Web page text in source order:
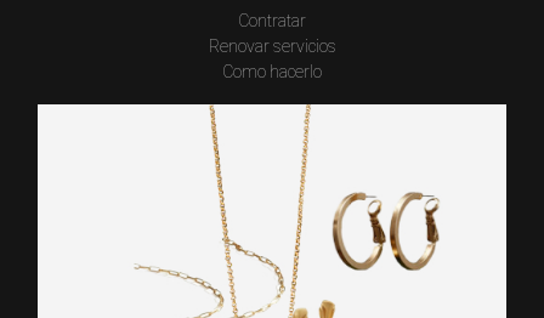
Contratar
Renovar servicios
Como hacerlo